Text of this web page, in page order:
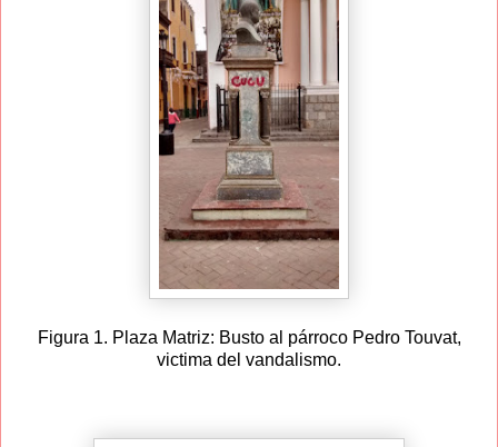
Figura 1. Plaza Matriz: Busto al párroco Pedro Touvat,
victima del vandalismo.